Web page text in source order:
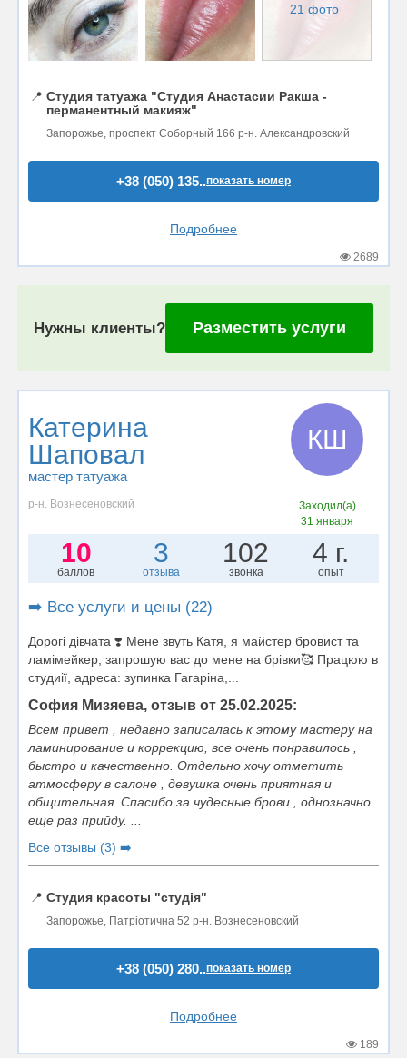
21 фото
📍 Студия татуажа "Студия Анастасии Ракша -
перманентный макияж"
Запорожье, проспект Соборный 166 р-н. Александровский
+38 (050) 135..показать номер
Подробнее
2689
Нужны клиенты? Разместить услуги
Катерина
Шаповал
мастер татуажа
КШ
р-н. Вознесеновский
Заходил(а)
31 января
10
баллов
3
отзыва
102
звонка
4 г.
опыт
➡️ Все услуги и цены (22)
Дорогі дівчата ❣️ Мене звуть Катя, я майстер бровист та
ламімейкер, запрошую вас до мене на брівки🥰 Працюю в
студиії, адреса: зупинка Гагаріна,...
София Мизяева, отзыв от 25.02.2025:
Всем привет , недавно записалась к этому мастеру на
ламинирование и коррекцию, все очень понравилось ,
быстро и качественно. Отдельно хочу отметить
атмосферу в салоне , девушка очень приятная и
общительная. Спасибо за чудесные брови , однозначно
еще раз прийду. ...
Все отзывы (3) ➡️
📍 Студия красоты "студія"
Запорожье, Патріотична 52 р-н. Вознесеновский
+38 (050) 280..показать номер
Подробнее
189